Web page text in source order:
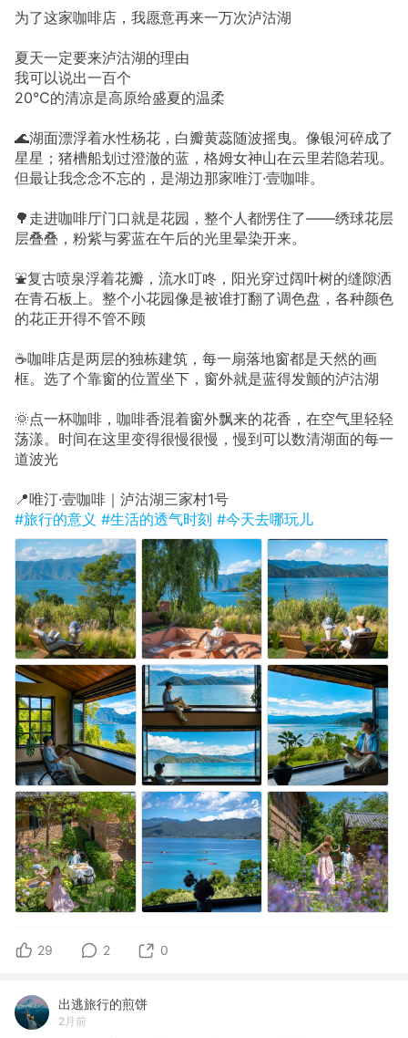
为了这家咖啡店，我愿意再来一万次泸沽湖
夏天一定要来泸沽湖的理由
我可以说出一百个
20℃的清凉是高原给盛夏的温柔
🌊湖面漂浮着水性杨花，白瓣黄蕊随波摇曳。像银河碎成了
星星；猪槽船划过澄澈的蓝，格姆女神山在云里若隐若现。
但最让我念念不忘的，是湖边那家唯汀·壹咖啡。
🌳走进咖啡厅门口就是花园，整个人都愣住了——绣球花层
层叠叠，粉紫与雾蓝在午后的光里晕染开来。
⛲复古喷泉浮着花瓣，流水叮咚，阳光穿过阔叶树的缝隙洒
在青石板上。整个小花园像是被谁打翻了调色盘，各种颜色
的花正开得不管不顾
☕咖啡店是两层的独栋建筑，每一扇落地窗都是天然的画
框。选了个靠窗的位置坐下，窗外就是蓝得发颤的泸沽湖
🌞点一杯咖啡，咖啡香混着窗外飘来的花香，在空气里轻轻
荡漾。时间在这里变得很慢很慢，慢到可以数清湖面的每一
道波光
📍唯汀·壹咖啡｜泸沽湖三家村1号
#旅行的意义 #生活的透气时刻 #今天去哪玩儿
29 2 0
出逃旅行的煎饼
2月前